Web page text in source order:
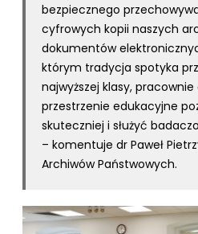
bezpiecznego
cyfrowych kopii naszych
dokumentów
którym tradycja spotyka
najwyższej klasy,
przestrzenie edukacyjne
skuteczniej i służyć
– komentuje dr Paweł
Archiwów Państwowych.
kliknięcie spowoduje